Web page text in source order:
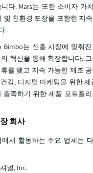
다. Mars는 또한 소비자 가
및 친환경 포장을 포함한 지
.
Bimbo는 신흥 시장에 맞춰
혁신을 통해 확장합니다.
를 맺고 지속 가능한 제조
강, 디지털 마케팅을 위한
충족하기 위한 제품 포트폴
회사
서 활동하는 주요 업체는
널, Inc.